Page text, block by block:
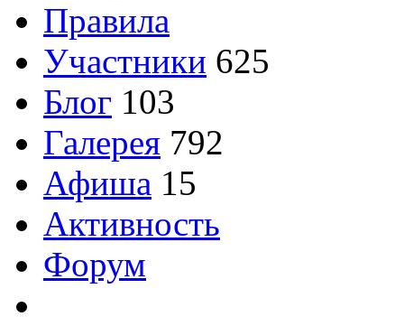
Правила
Участники 625
Блог 103
Галерея 792
Афиша 15
Активность
Форум